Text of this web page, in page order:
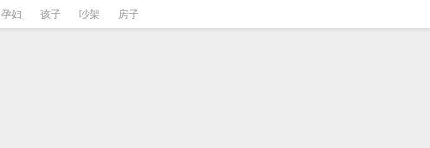
孕妇 孩子 吵架 房子